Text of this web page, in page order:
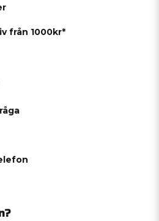
från 1000kr*